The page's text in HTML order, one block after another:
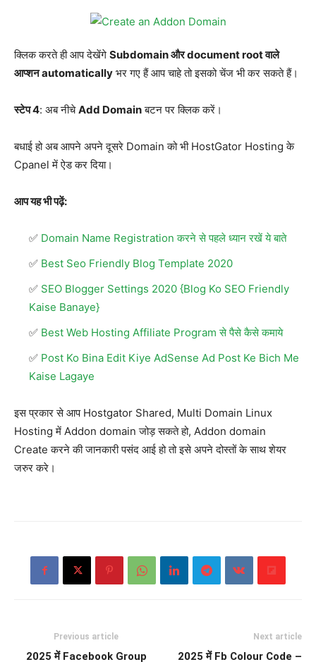
क्लिक करते ही आप देखेंगे Subdomain और document root वाले
आप्शन automatically भर गए हैं आप चाहे तो इसको चेंज भी कर सकते हैं।
स्टेप 4: अब नीचेAdd Domainबटन पर क्लिक करें।
बधाई हो अब आपने अपने दूसरे Domain को भी HostGator Hosting के
Cpanel में ऐड कर दिया।
आप यह भी पढ़ें:
Domain Name Registration करने से पहले ध्यान रखें ये बाते
Best Seo Friendly Blog Template 2020
SEO Blogger Settings 2020 {Blog Ko SEO Friendly
Kaise Banaye}
Best Web Hosting Affiliate Program से पैसे कैसे कमाये
Post Ko Bina Edit Kiye AdSense Ad Post Ke Bich Me
Kaise Lagaye
इस प्रकार से आप Hostgator Shared, Multi Domain Linux
Hosting में Addon domain जोड़ सकते हो, Addon domain
Create करने की जानकारी पसंद आई हो तो इसे अपने दोस्तों के साथ शेयर
जरुर करे।
Previous article
2025 में Facebook Group
Next article
2025 में Fb Colour Code –